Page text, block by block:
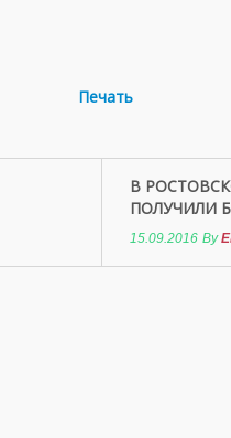
Печать
В
ПОЛУЧИЛИ
15.09.2016 By